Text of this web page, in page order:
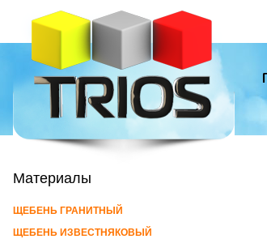
Материалы
ЩЕБЕНЬ ГРАНИТНЫЙ
ЩЕБЕНЬ ИЗВЕСТНЯКОВЫЙ